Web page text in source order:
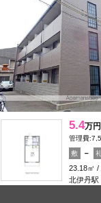
5.4万円
管理費
敷 －
23.18㎡
北伊丹駅